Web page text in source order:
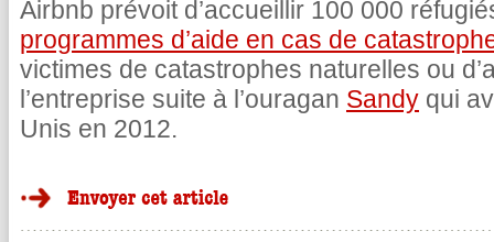
Airbnb prévoit d’accueillir 100 000
programmes d’aide en cas de
victimes de catastrophes naturelles ou
l’entreprise suite à l’ouragan Sandy qui
Unis en 2012.